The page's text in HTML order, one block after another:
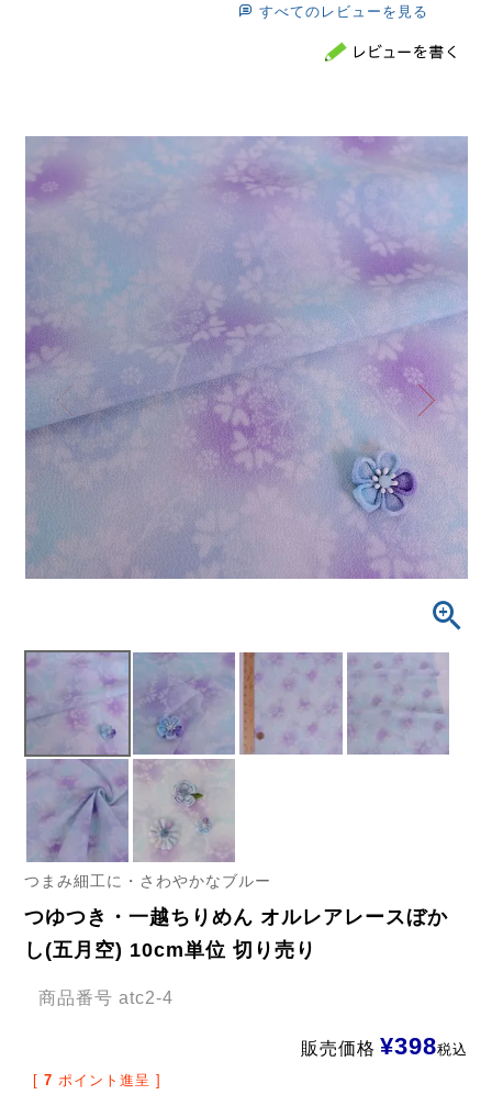
すべてのレビューを見る
つまみ細工に・さわやかなブルー
つゆつき・一越ちりめん オルレアレースぼか
し(五月空) 10cm単位 切り売り
商品番号 atc2-4
販売価格 ¥398税込
[ 7 ポイント進呈 ]